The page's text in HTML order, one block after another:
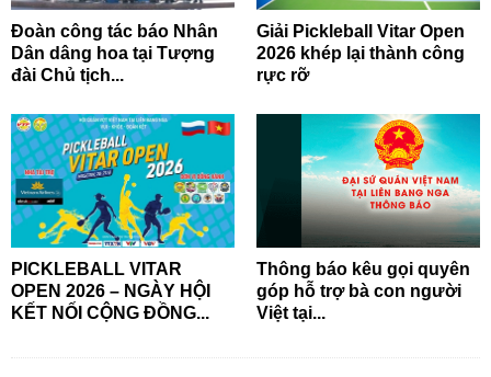
Đoàn công tác báo Nhân
Dân dâng hoa tại Tượng
đài Chủ tịch...
Giải Pickleball Vitar Open
2026 khép lại thành công
rực rỡ
PICKLEBALL VITAR
OPEN 2026 – NGÀY HỘI
KẾT NỐI CỘNG ĐỒNG...
Thông báo kêu gọi quyên
góp hỗ trợ bà con người
Việt tại...